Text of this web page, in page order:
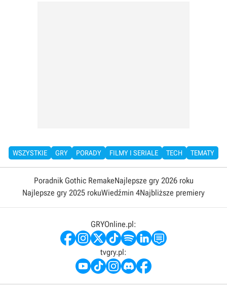
WSZYSTKIE GRY PORADY FILMY I SERIALE TECH TEMATY
Poradnik Gothic RemakeNajlepsze gry 2026 roku
Najlepsze gry 2025 rokuWiedźmin 4Najbliższe premiery
GRYOnline.pl:
tvgry.pl: